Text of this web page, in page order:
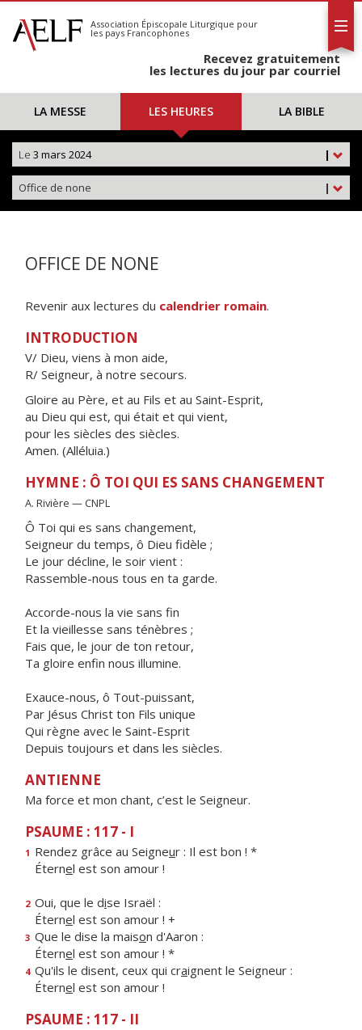
S'abonner
Calendrier
Association Épiscopale Liturgique pour
les pays Francophones
Recevez gratuitement
les lectures du jour par courriel
LA MESSE LES HEURES LA BIBLE
|
Le 3 mars 2024
|
Office de none
OFFICE DE NONE
Revenir aux lectures du calendrier romain.
INTRODUCTION
V/ Dieu, viens à mon aide,
R/ Seigneur, à notre secours.
Gloire au Père, et au Fils et au Saint-Esprit,
au Dieu qui est, qui était et qui vient,
pour les siècles des siècles.
Amen. (Alléluia.)
HYMNE : Ô TOI QUI ES SANS CHANGEMENT
A. Rivière — CNPL
Ô Toi qui es sans changement,
Seigneur du temps, ô Dieu fidèle ;
Le jour décline, le soir vient :
Rassemble-nous tous en ta garde.
Accorde-nous la vie sans fin
Et la vieillesse sans ténèbres ;
Fais que, le jour de ton retour,
Ta gloire enfin nous illumine.
Exauce-nous, ô Tout-puissant,
Par Jésus Christ ton Fils unique
Qui règne avec le Saint-Esprit
Depuis toujours et dans les siècles.
ANTIENNE
Ma force et mon chant, c’est le Seigneur.
PSAUME : 117 - I
1 Rendez grâce au Seigneur : Il est bon ! *
Éternel est son amour !
2 Oui, que le dise Israël :
Éternel est son amour ! +
3 Que le dise la maison d'Aaron :
Éternel est son amour ! *
4 Qu'ils le disent, ceux qui craignent le Seigneur :
Éternel est son amour !
PSAUME : 117 - II